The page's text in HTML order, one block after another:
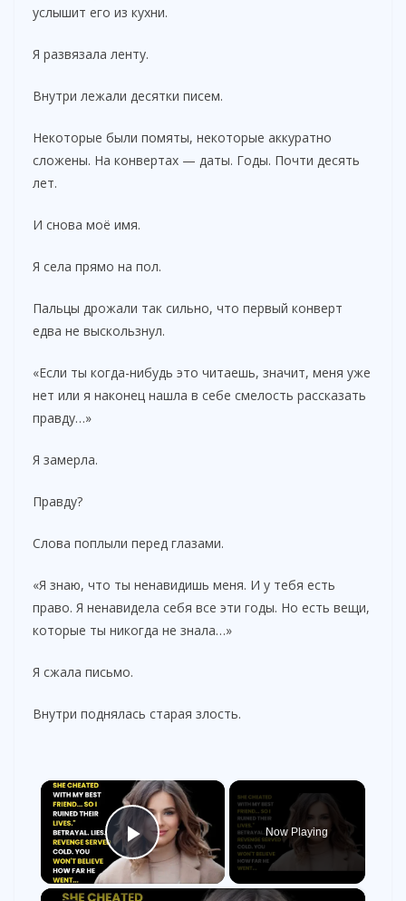
услышит его из кухни.
Я развязала ленту.
Внутри лежали десятки писем.
Некоторые были помяты, некоторые аккуратно
сложены. На конвертах — даты. Годы. Почти десять
лет.
И снова моё имя.
Я села прямо на пол.
Пальцы дрожали так сильно, что первый конверт
едва не выскользнул.
«Если ты когда-нибудь это читаешь, значит, меня уже
нет или я наконец нашла в себе смелость рассказать
правду…»
Я замерла.
Правду?
Слова поплыли перед глазами.
«Я знаю, что ты ненавидишь меня. И у тебя есть
право. Я ненавидела себя все эти годы. Но есть вещи,
которые ты никогда не знала…»
Я сжала письмо.
Внутри поднялась старая злость.
×
Play Video
Now Playing
×